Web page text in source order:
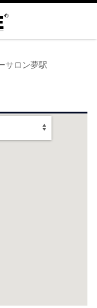
サロン夢駅